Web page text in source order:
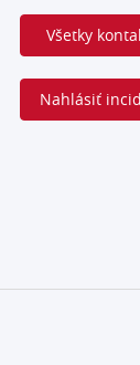
Všetky
Nahlásiť